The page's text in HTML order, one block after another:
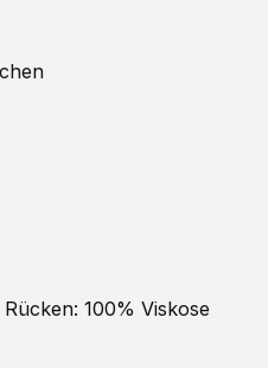
100% Viskose